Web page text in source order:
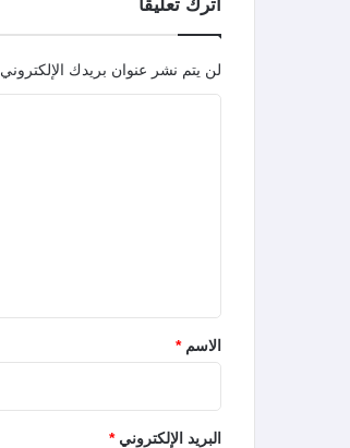
اترك تعليقاً
لن يتم نشر عنوان بريدك الإلكتروني.
*الاسم*
البريد الإلكتروني*